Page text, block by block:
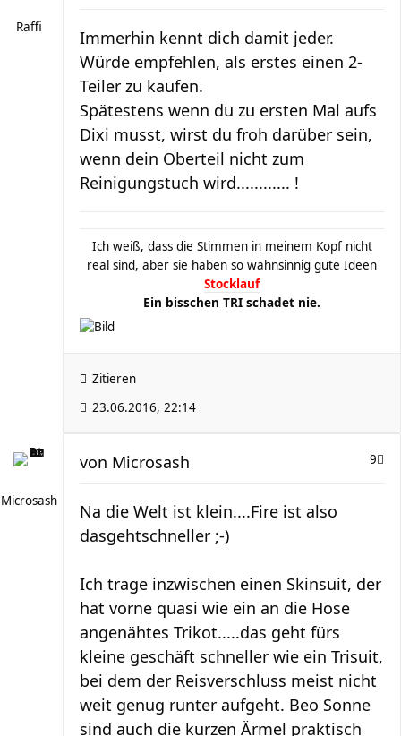
Raffi
Immerhin kennt dich damit jeder.
Würde empfehlen, als erstes einen 2-
Teiler zu kaufen.
Spätestens wenn du zu ersten Mal aufs
Dixi musst, wirst du froh darüber sein,
wenn dein Oberteil nicht zum
Reinigungstuch wird............ !
Ich weiß, dass die Stimmen in meinem Kopf nicht
real sind, aber sie haben so wahnsinnig gute Ideen
Stocklauf
Ein bisschen TRI schadet nie.
Zitieren
23.06.2016, 22:14
Microsash
9
von Microsash
Na die Welt ist klein....Fire ist also
dasgehtschneller ;-)
Ich trage inzwischen einen Skinsuit, der
hat vorne quasi wie ein an die Hose
angenähtes Trikot.....das geht fürs
kleine geschäft schneller wie ein Trisuit,
bei dem der Reisverschluss meist nicht
weit genug runter aufgeht. Beo Sonne
sind auch die kurzen Ärmel praktisch